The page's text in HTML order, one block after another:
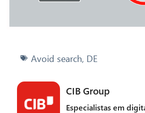
Avoid search, DE
CIB Group
Especialistas em